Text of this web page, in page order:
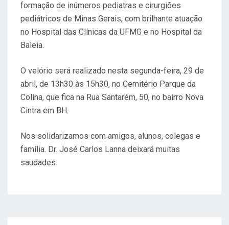
formação de inúmeros pediatras e cirurgiões
pediátricos de Minas Gerais, com brilhante atuação
no Hospital das Clínicas da UFMG e no Hospital da
Baleia.
O velório será realizado nesta segunda-feira, 29 de
abril, de 13h30 às 15h30, no Cemitério Parque da
Colina, que fica na Rua Santarém, 50, no bairro Nova
Cintra em BH.
Nos solidarizamos com amigos, alunos, colegas e
família. Dr. José Carlos Lanna deixará muitas
saudades.